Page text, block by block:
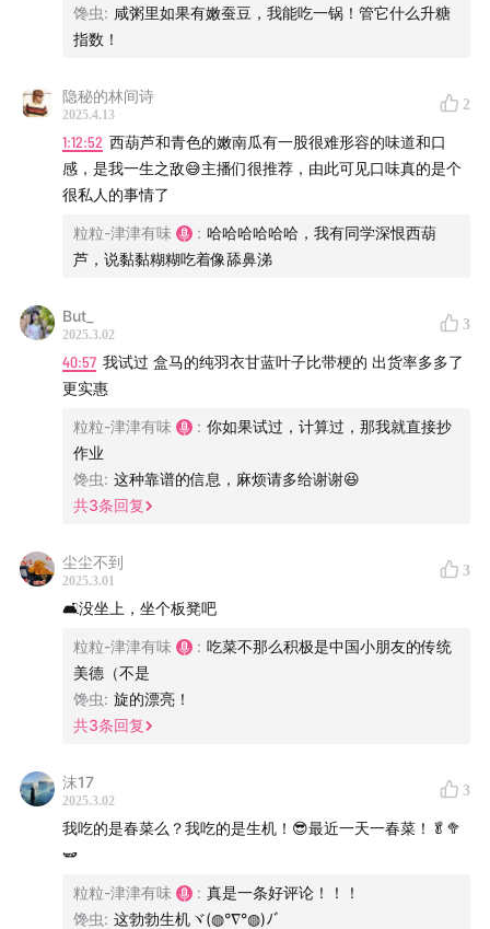
馋虫: 咸粥里如果有嫩蚕豆，我能吃一锅！管它什么升糖
指数！
隐秘的林间诗
2025.4.13
2
1:12:52 西葫芦和青色的嫩南瓜有一股很难形容的味道和口
感，是我一生之敌😅主播们很推荐，由此可见口味真的是个
很私人的事情了
粒粒-津津有味 : 哈哈哈哈哈哈，我有同学深恨西葫
芦，说黏黏糊糊吃着像舔鼻涕
But_
2025.3.02
3
40:57 我试过 盒马的纯羽衣甘蓝叶子比带梗的 出货率多多了
更实惠
粒粒-津津有味 : 你如果试过，计算过，那我就直接抄
作业
馋虫: 这种靠谱的信息，麻烦请多给谢谢😆
共3条回复
尘尘不到
2025.3.01
3
🛋️没坐上，坐个板凳吧
粒粒-津津有味 : 吃菜不那么积极是中国小朋友的传统
美德（不是
馋虫: 旋的漂亮！
共3条回复
沫17
2025.3.02
3
我吃的是春菜么？我吃的是生机！😎最近一天一春菜！🥬🥦
🫛
粒粒-津津有味 : 真是一条好评论！！！
馋虫: 这勃勃生机ヾ(◍°∇°◍)ﾉﾞ